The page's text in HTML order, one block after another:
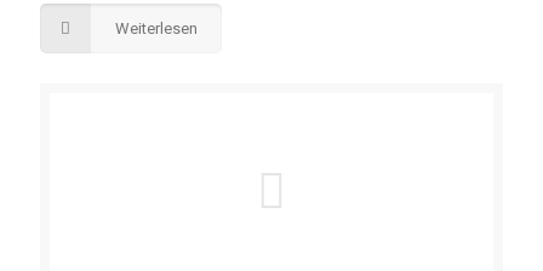
Weiterlesen